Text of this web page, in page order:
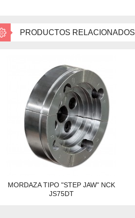
PRODUCTOS RELACIONADOS
MORDAZA TIPO "STEP JAW" NCK
JS75DT